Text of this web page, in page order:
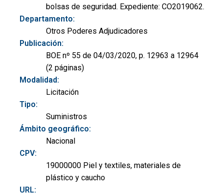
bolsas de seguridad. Expediente: CO2019062.
Departamento:
Otros Poderes Adjudicadores
Publicación:
BOE nº 55 de 04/03/2020, p. 12963 a 12964
(2 páginas)
Modalidad:
Licitación
Tipo:
Suministros
Ámbito geográfico:
Nacional
CPV:
19000000 Piel y textiles, materiales de
plástico y caucho
URL: